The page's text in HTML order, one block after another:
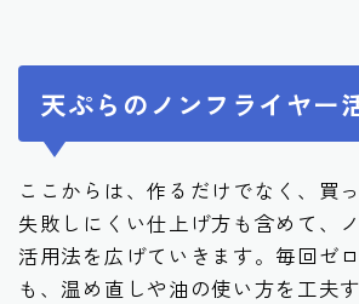
天ぷらのノンフライヤー
ここからは、作るだけでなく、買
失敗しにくい仕上げ方も含めて、
活用法を広げていきます。毎回ゼ
も、温め直しや油の使い方を工夫